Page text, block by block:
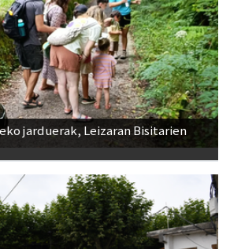
jarduerak, Leizaran Bisitarien